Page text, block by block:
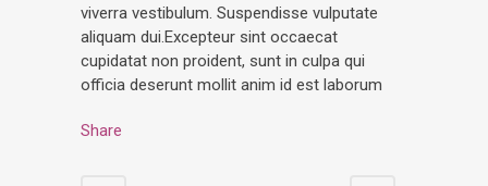
viverra vestibulum. Suspendisse vulputate
aliquam dui.Excepteur sint occaecat
cupidatat non proident, sunt in culpa qui
officia deserunt mollit anim id est laborum
Share